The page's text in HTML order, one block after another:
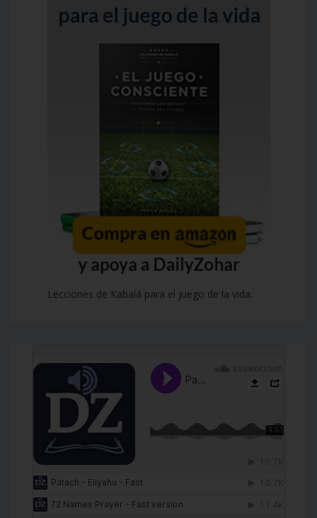
Lecciones de Kabalá para el juego de la vida.